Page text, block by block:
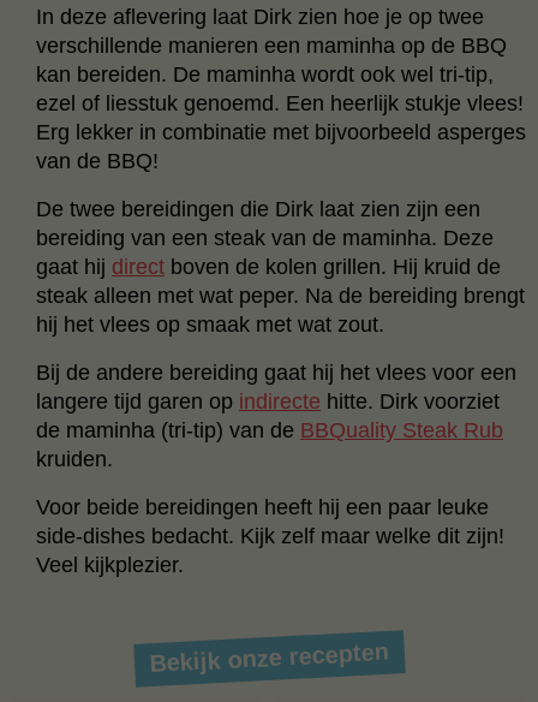
In deze aflevering laat Dirk zien hoe je op twee
verschillende manieren een maminha op de BBQ
kan bereiden. De maminha wordt ook wel tri-tip,
ezel of liesstuk genoemd. Een heerlijk stukje vlees!
Erg lekker in combinatie met bijvoorbeeld asperges
van de BBQ!
De twee bereidingen die Dirk laat zien zijn een
bereiding van een steak van de maminha. Deze
gaat hij direct boven de kolen grillen. Hij kruid de
steak alleen met wat peper. Na de bereiding brengt
hij het vlees op smaak met wat zout.
Bij de andere bereiding gaat hij het vlees voor een
langere tijd garen op indirecte hitte. Dirk voorziet
de maminha (tri-tip) van de BBQuality Steak Rub
kruiden.
Voor beide bereidingen heeft hij een paar leuke
side-dishes bedacht. Kijk zelf maar welke dit zijn!
Veel kijkplezier.
Bekijk onze recepten